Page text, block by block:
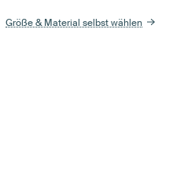
Größe & Material selbst wählen